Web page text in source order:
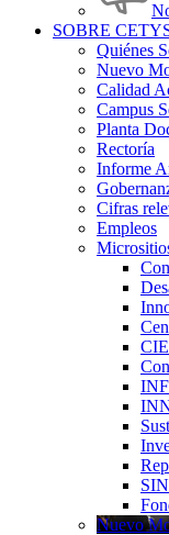
SOBRE
Quiénes
Nuevo
Calidad
Campus
Planta
Rectoría
Informe
Cifras
Empleos
Nuevo